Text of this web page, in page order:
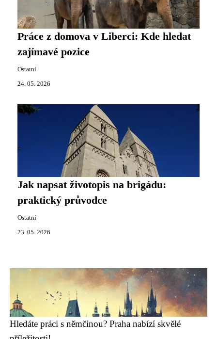
Práce z domova v Liberci: Kde hledat
zajímavé pozice
Ostatní
24. 05. 2026
Jak napsat životopis na brigádu:
praktický průvodce
Ostatní
23. 05. 2026
Hledáte práci s němčinou? Praha nabízí skvělé